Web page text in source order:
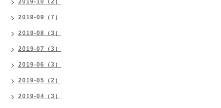
2019-10（2）
2019-09（7）
2019-08（3）
2019-07（3）
2019-06（3）
2019-05（2）
2019-04（3）